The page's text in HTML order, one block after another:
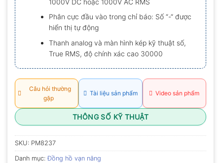
Phân cực đầu vào trong chỉ báo: Số “-“ được
hiển thị tự động
Thanh analog và màn hình kép kỹ thuật số,
True RMS, độ chính xác cao 30000
Câu hỏi thường
gặp
Tài liệu sản phẩm Video sản phẩm
THÔNG SỐ KỸ THUẬT
SKU: PM8237
Danh mục:Đồng hồ vạn năng